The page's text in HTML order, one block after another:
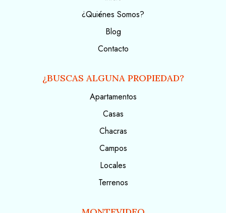
¿Quiénes Somos?
Blog
Contacto
¿BUSCAS ALGUNA PROPIEDAD?
Apartamentos
Casas
Chacras
Campos
Locales
Terrenos